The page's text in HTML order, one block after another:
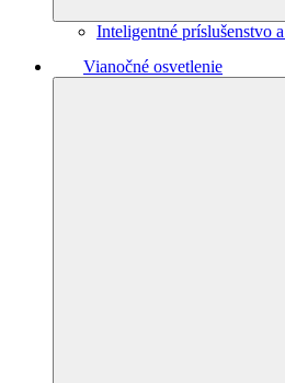
Inteligentné príslušenstvo
Vianočné osvetlenie